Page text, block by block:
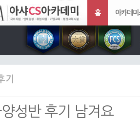
홈 아카데
기
성반 후기 남겨요